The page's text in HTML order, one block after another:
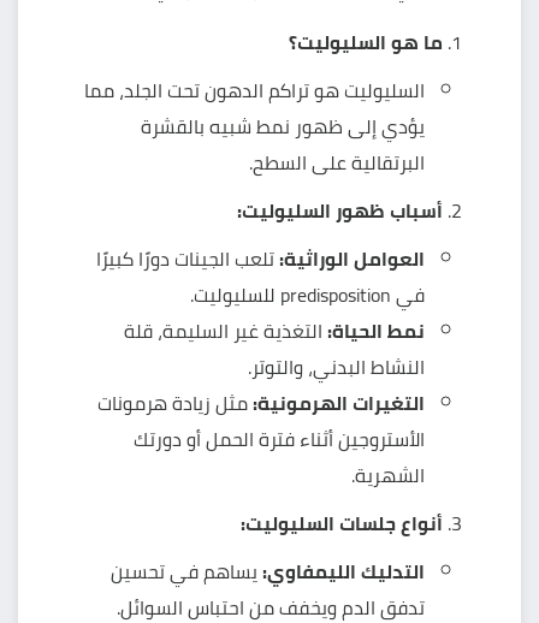
ما هو السليوليت؟
السليوليت هو تراكم الدهون تحت الجلد، مما
يؤدي إلى ظهور نمط شبيه بالقشرة
البرتقالية على السطح.
أسباب ظهور السليوليت:
العوامل الوراثية:تلعب الجينات دورًا كبيرًا
في predisposition للسليوليت.
نمط الحياة: التغذية غير السليمة، قلة
النشاط البدني، والتوتر.
التغيرات الهرمونية:مثل زيادة هرمونات
الأستروجين أثناء فترة الحمل أو دورتك
الشهرية.
أنواع جلسات السليوليت:
التدليك الليمفاوي:يساهم في تحسين
تدفق الدم ويخفف من احتباس السوائل.